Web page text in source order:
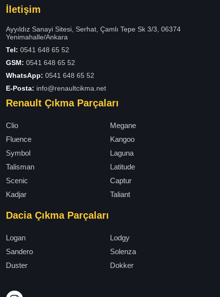
İletişim
Ayyıldız Sanayi Sitesi, Serhat, Çamlı Tepe Sk 3/3, 06374
Yenimahalle/Ankara
Tel: 0541 648 65 52
GSM: 0541 648 65 52
WhatsApp: 0541 648 65 52
E-Posta: info@renaultcikma.net
Renault Çıkma Parçaları
Clio
Megane
Fluence
Kangoo
Symbol
Laguna
Talisman
Latitude
Scenic
Captur
Kadjar
Taliant
Dacia Çıkma Parçaları
Logan
Lodgy
Sandero
Solenza
Duster
Dokker